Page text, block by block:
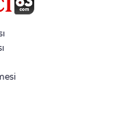
Yaralandı
İstihdam